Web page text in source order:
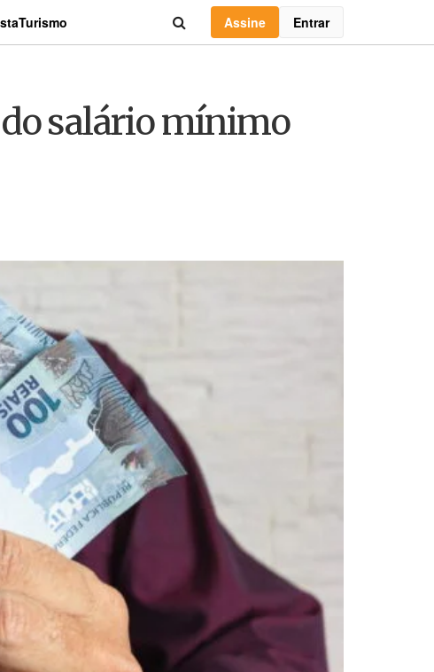
Turismo Assine Entrar
salário mínimo